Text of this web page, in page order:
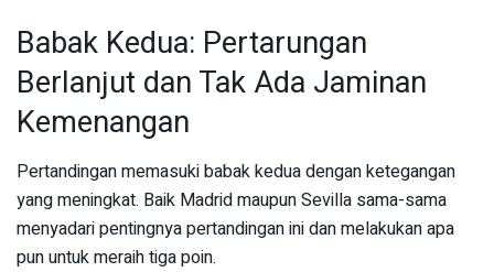
Babak Kedua: Pertarungan
Berlanjut dan Tak Ada Jaminan
Kemenangan
Pertandingan memasuki babak kedua dengan ketegangan
yang meningkat. Baik Madrid maupun Sevilla sama-sama
menyadari pentingnya pertandingan ini dan melakukan apa
pun untuk meraih tiga poin.